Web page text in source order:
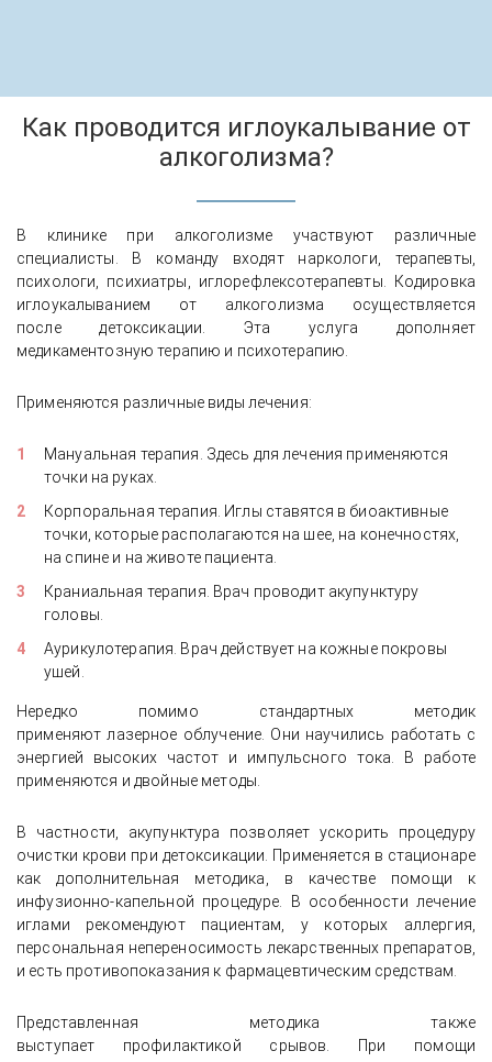
Как проводится иглоукалывание от
алкоголизма?
В клинике при алкоголизме участвуют различные
специалисты. В команду входят наркологи, терапевты,
психологи, психиатры, иглорефлексотерапевты. Кодировка
иглоукалыванием от алкоголизма осуществляется
после детоксикации. Эта услуга дополняет
медикаментозную терапию и психотерапию.
Применяются различные виды лечения:
Мануальная терапия. Здесь для лечения применяются
точки на руках.
Корпоральная терапия. Иглы ставятся в биоактивные
точки, которые располагаются на шее, на конечностях,
на спине и на животе пациента.
Краниальная терапия. Врач проводит акупунктуру
головы.
Аурикулотерапия. Врач действует на кожные покровы
ушей.
Нередко помимо стандартных методик
применяют лазерное облучение. Они научились работать с
энергией высоких частот и импульсного тока. В работе
применяются и двойные методы.
В частности, акупунктура позволяет ускорить процедуру
очистки крови при детоксикации. Применяется в стационаре
как дополнительная методика, в качестве помощи к
инфузионно-капельной процедуре. В особенности лечение
иглами рекомендуют пациентам, у которых аллергия,
персональная непереносимость лекарственных препаратов,
и есть противопоказания к фармацевтическим средствам.
Представленная методика также
выступает профилактикой срывов. При помощи